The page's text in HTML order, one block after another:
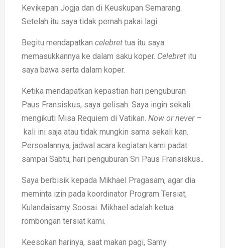
Kevikepan Jogja dan di Keuskupan Semarang.
Setelah itu saya tidak pernah pakai lagi.
Begitu mendapatkan celebret tua itu saya
memasukkannya ke dalam saku koper. Celebret itu
saya bawa serta dalam koper.
Ketika mendapatkan kepastian hari penguburan
Paus Fransiskus, saya gelisah. Saya ingin sekali
mengikuti Misa Requiem di Vatikan. Now or never –
kali ini saja atau tidak mungkin sama sekali kan.
Persoalannya, jadwal acara kegiatan kami padat
sampai Sabtu, hari penguburan Sri Paus Fransiskus..
Saya berbisik kepada Mikhael Pragasam, agar dia
meminta izin pada koordinator Program Tersiat,
Kulandaisamy Soosai. Mikhael adalah ketua
rombongan tersiat kami.
Keesokan harinya, saat makan pagi, Samy